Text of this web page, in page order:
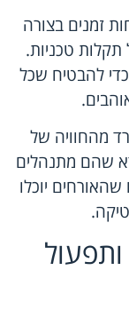
זמנים בצורה
תקלות טכניות.
כדי להבטיח שכל
מהחוויה של
שהם מתנהלים
יוכלו
ותפעול